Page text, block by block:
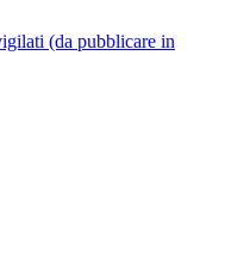
(da pubblicare in